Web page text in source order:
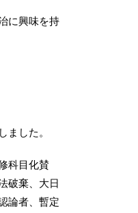
に興味を持
ました。
科目化賛
破棄、大日
論者、暫定